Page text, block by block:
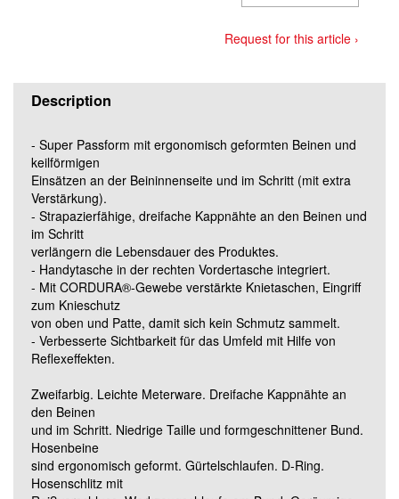
Grösse 82C54 (Standard)
Grösse 82C56 (Standard)
Grösse 82C58 (Standard)
Grösse 82C60 (Standard)
Grösse 82C62 (Standard)
Grösse 82C66 (Standard)
Grösse 82C68 (Standard)
Request for this article ›
Description
- Super Passform mit ergonomisch geformten Beinen und
keilförmigen
Einsätzen an der Beininnenseite und im Schritt (mit extra
Verstärkung).
- Strapazierfähige, dreifache Kappnähte an den Beinen und
im Schritt
verlängern die Lebensdauer des Produktes.
- Handytasche in der rechten Vordertasche integriert.
- Mit CORDURA®-Gewebe verstärkte Knietaschen, Eingriff
zum Knieschutz
von oben und Patte, damit sich kein Schmutz sammelt.
- Verbesserte Sichtbarkeit für das Umfeld mit Hilfe von
Reflexeffekten.
Zweifarbig. Leichte Meterware. Dreifache Kappnähte an
den Beinen
und im Schritt. Niedrige Taille und formgeschnittener Bund.
Hosenbeine
sind ergonomisch geformt. Gürtelschlaufen. D-Ring.
Hosenschlitz mit